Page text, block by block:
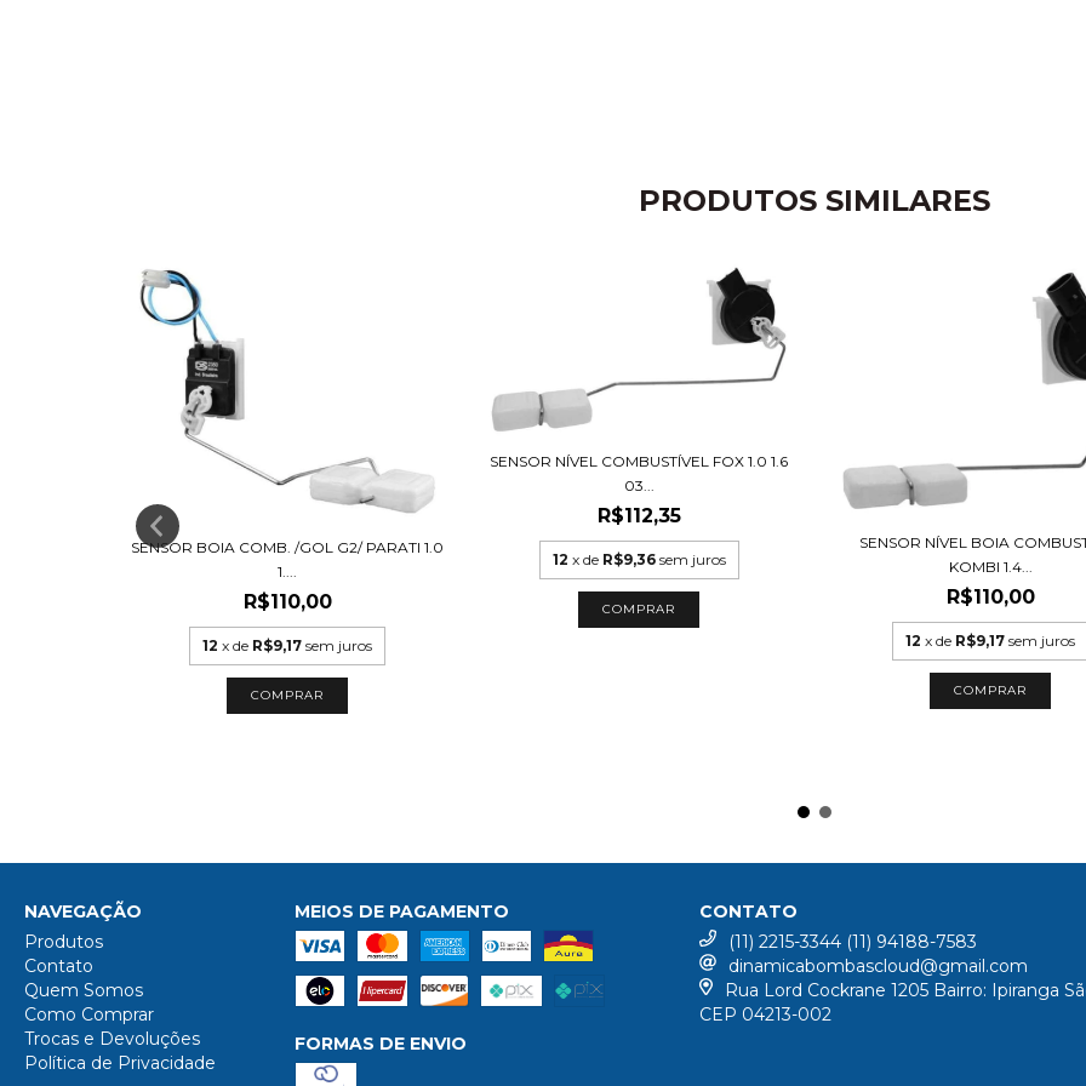
PRODUTOS SIMILARES
SENSOR BOIA COMB. /GOL G2/ PARATI 1.0
1....
R$110,00
12 x de R$9,17 sem juros
SENSOR NÍVEL COMBUSTÍVEL FOX 1.0 1.6
03...
R$112,35
12 x de R$9,36 sem juros
SENSOR NÍVEL BOIA
KOMBI 1.4...
R$110,00
12 x de R$9,17 sem juros
NAVEGAÇÃO
Produtos
Contato
Quem Somos
Como Comprar
Trocas e Devoluções
Política de Privacidade
MEIOS DE PAGAMENTO
FORMAS DE ENVIO
CONTATO
(11) 2215-3344 (11) 94188-7583
dinamicabombascloud@gmail.com
Rua Lord Cockrane 1205 Bairro: Ipiranga
CEP 04213-002